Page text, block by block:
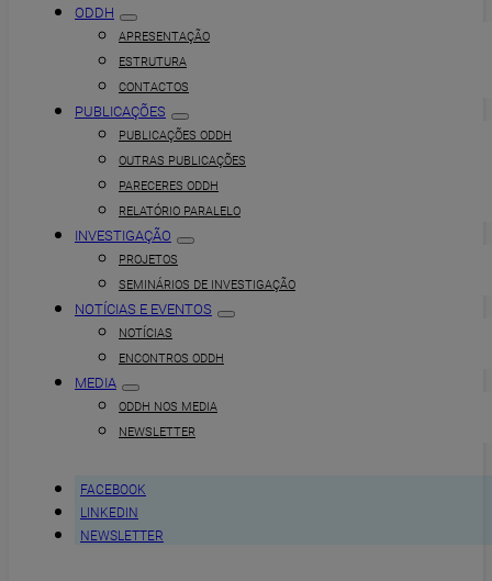
ODDH
APRESENTAÇÃO
ESTRUTURA
CONTACTOS
PUBLICAÇÕES
PUBLICAÇÕES ODDH
OUTRAS PUBLICAÇÕES
PARECERES ODDH
RELATÓRIO PARALELO
INVESTIGAÇÃO
PROJETOS
SEMINÁRIOS DE INVESTIGAÇÃO
NOTÍCIAS E EVENTOS
NOTÍCIAS
ENCONTROS ODDH
MEDIA
ODDH NOS MEDIA
NEWSLETTER
FACEBOOK
LINKEDIN
NEWSLETTER